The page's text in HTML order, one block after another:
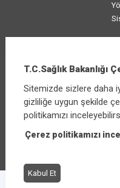
Üniversiteler
Caddesi
T.C.Sağlık Bakanlığı
Sitemizde sizlere daha
gizliliğe uygun şekilde
politikamızı
Çerez politikamızı
Kabul Et